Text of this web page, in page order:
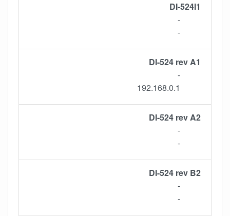
DI-524I1
-
-
DI-524 rev A1
-
192.168.0.1
DI-524 rev A2
-
-
DI-524 rev B2
-
-